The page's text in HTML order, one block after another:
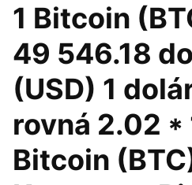
1 Bitcoin
49 546.18
(USD) 1
rovná 2.02 *
Bitcoin